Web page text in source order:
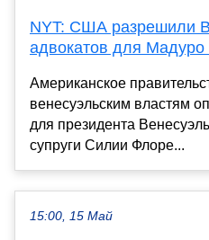
NYT: США разрешили
адвокатов для Мадуро
Американское
венесуэльским властям
для президента
супруги Силии Флоре...
15:00, 15 Май